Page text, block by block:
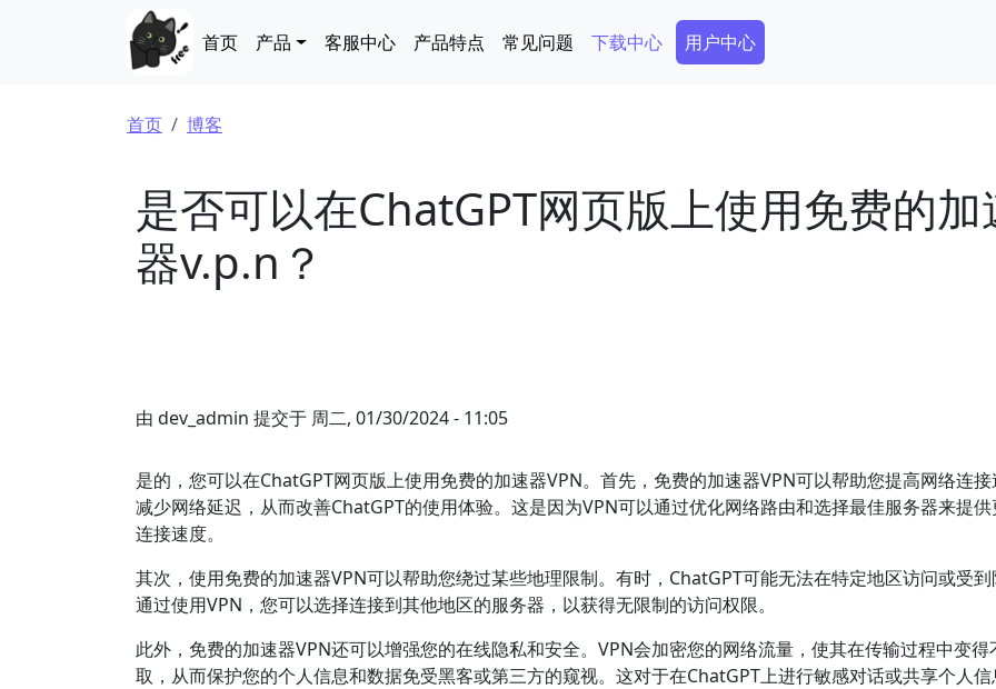
Main navigation
首页 产品 客服中心 产品特点 常见问题 下载中心 Secondary Menu
用户中心
面包屑
首页 博客
是否可以在ChatGPT网页版上使用免费的加
器v.p.n？
由 dev_admin 提交于 周二, 01/30/2024 - 11:05
是的，您可以在ChatGPT网页版上使用免费的加速器VPN。首先，免费的加速器VPN可以帮助您提高网络连
减少网络延迟，从而改善ChatGPT的使用体验。这是因为VPN可以通过优化网络路由和选择最佳服务器来提
连接速度。
其次，使用免费的加速器VPN可以帮助您绕过某些地理限制。有时，ChatGPT可能无法在特定地区访问或受
通过使用VPN，您可以选择连接到其他地区的服务器，以获得无限制的访问权限。
此外，免费的加速器VPN还可以增强您的在线隐私和安全。VPN会加密您的网络流量，使其在传输过程中变得
取，从而保护您的个人信息和数据免受黑客或第三方的窥视。这对于在ChatGPT上进行敏感对话或共享个人